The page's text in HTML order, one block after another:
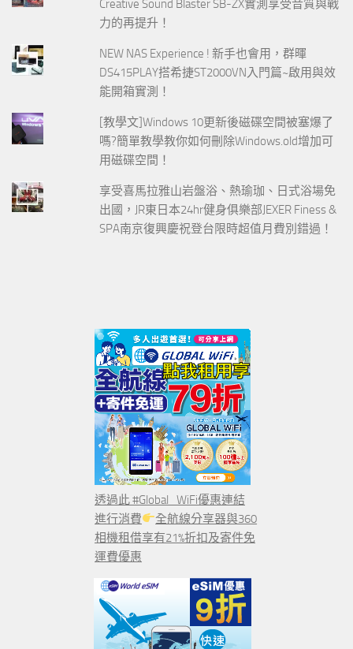
Creative Sound Blaster SB-ZX實測享受音質與戰
力的再提升！
NEW NAS Experience ! 新手也會用，群暉
DS415PLAY搭希捷ST2000VN入門篇~啟用與效
能開箱實測！
[教學文]Windows 10更新後磁碟空間被塞爆了
嗎?簡單教學教你如何刪除Windows.old增加可
用磁碟空間！
享受喜馬拉雅山岩盤浴、熱瑜珈、日式浴場免
出國，JR東日本24hr健身俱樂部JEXER Finess &
SPA南京復興慶祝登台限時超值月費別錯過！
透過此 #Global_WiFi優惠連結
進行消費
全航線分享器與360
相機租借享有21%折扣及寄件免
運費優惠